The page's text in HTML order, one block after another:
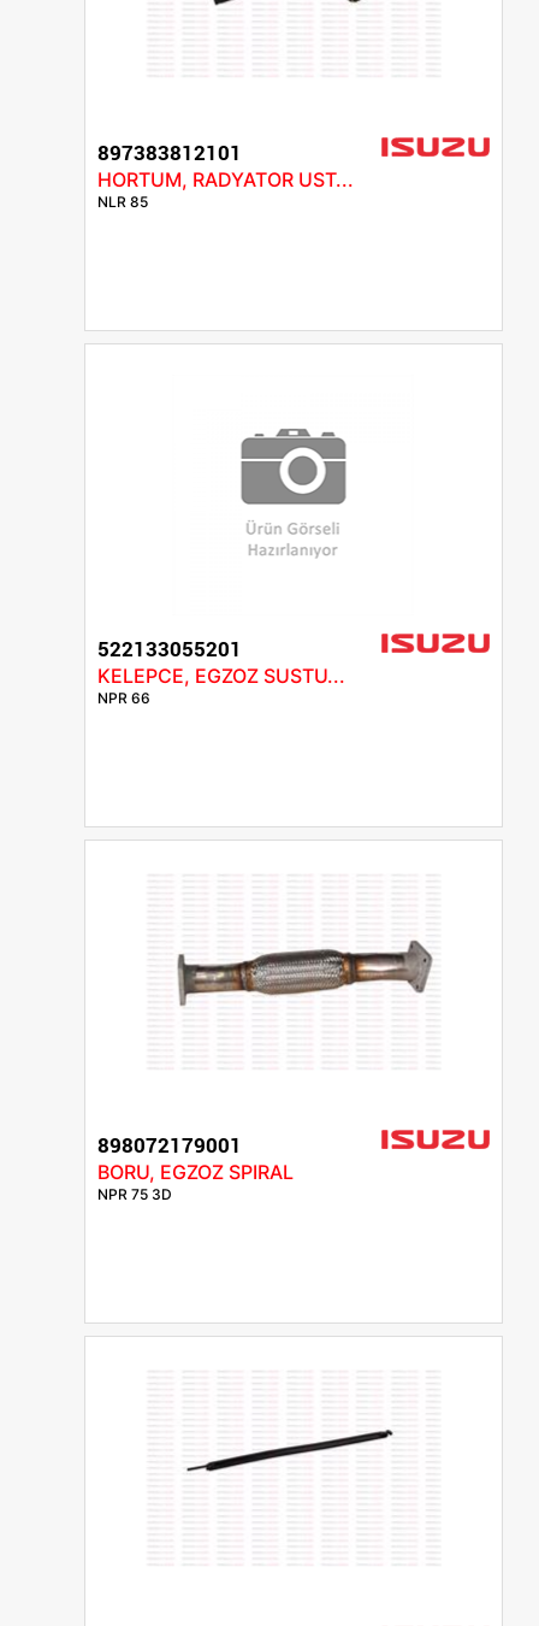
897383812101
HORTUM, RADYATOR UST...
NLR 85
522133055201
KELEPCE, EGZOZ SUSTU...
NPR 66
898072179001
BORU, EGZOZ SPIRAL
NPR 75 3D